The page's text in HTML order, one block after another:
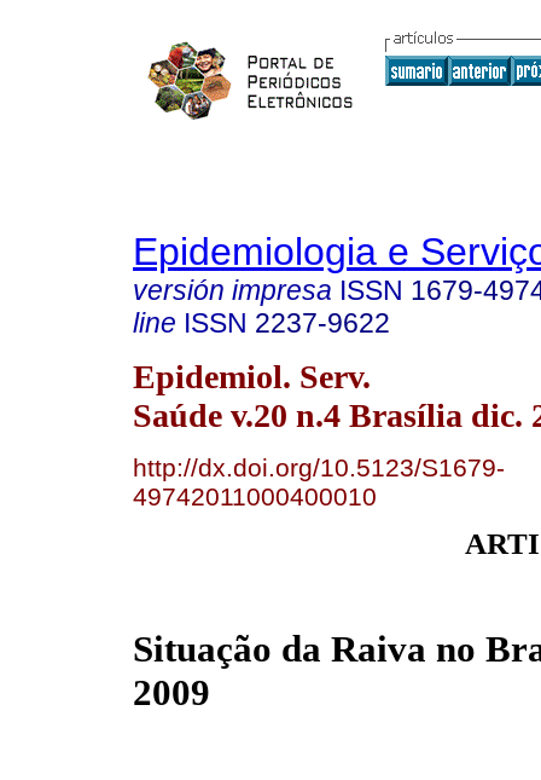
Epidemiologia e
versión impresa ISSN 1679-
line ISSN 2237-9622
Epidemiol. Serv.
Saúde v.20 n.4 Brasília dic.
http://dx.doi.org/10.5123/S1679-
49742011000400010
Situação da Raiva no
2009